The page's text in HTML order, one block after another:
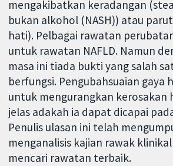
mengakibatkan keradangan
bukan alkohol (NASH)) atau
hati). Pelbagai rawatan
untuk rawatan NAFLD. Namun
masa ini tiada bukti yang salah
berfungsi. Pengubahsuaian gaya
untuk mengurangkan
jelas adakah ia dapat dicapai
Penulis ulasan ini telah
menganalisis kajian rawak
mencari rawatan terbaik.